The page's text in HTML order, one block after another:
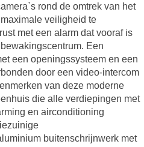
rond de omtrek van het
veiligheid te
met een alarm dat vooraf is
Een
een openingssysteem en een
door een video-intercom
van deze moderne
die alle verdiepingen met
en airconditioning
buitenschrijnwerk met